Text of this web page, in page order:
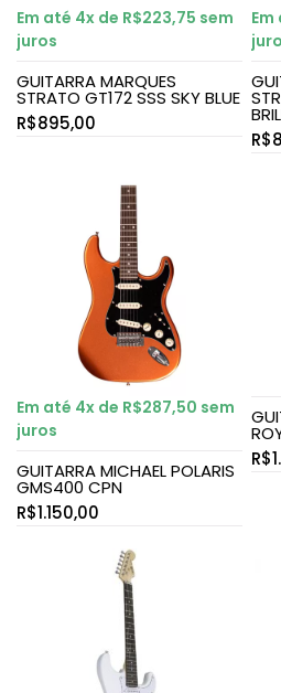
Em até 4x de R$223,75 sem
juros
GUITARRA MARQUES
STRATO GT172 SSS SKY BLUE
R$895,00
R$
Em até 4x de R$287,50 sem
juros
GUITARRA MICHAEL POLARIS
GMS400 CPN
R$1.150,00
R$